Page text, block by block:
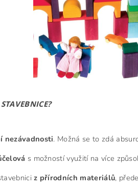
nezávadnosti. Možná se to zdá
s možností využití na více
z přírodních materiálů,